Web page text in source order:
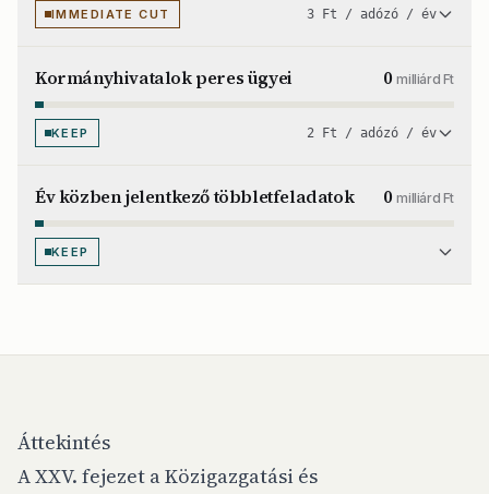
IMMEDIATE CUT 3 Ft / adózó / év
Kormányhivatalok peres ügyei 0milliárd Ft
KEEP 2 Ft / adózó / év
Év közben jelentkező többletfeladatok 0milliárd Ft
KEEP
Áttekintés
A XXV. fejezet a Közigazgatási és